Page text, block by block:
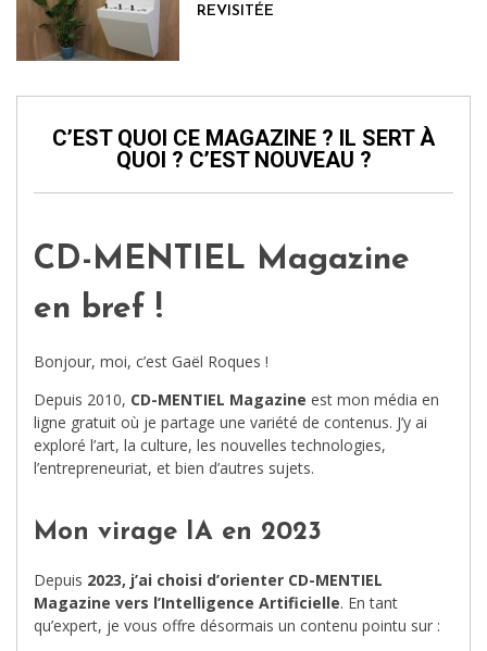
REVISITÉE
C’EST QUOI CE MAGAZINE ? IL SERT À
QUOI ? C’EST NOUVEAU ?
CD-MENTIEL Magazine
en bref !
Bonjour, moi, c’est Gaël Roques !
Depuis 2010, CD-MENTIEL Magazine est mon média en
ligne gratuit où je partage une variété de contenus. J’y ai
exploré l’art, la culture, les nouvelles technologies,
l’entrepreneuriat, et bien d’autres sujets.
Mon virage IA en 2023
Depuis 2023, j’ai choisi d’orienter CD-MENTIEL
Magazine vers l’Intelligence Artificielle. En tant
qu’expert, je vous offre désormais un contenu pointu sur :